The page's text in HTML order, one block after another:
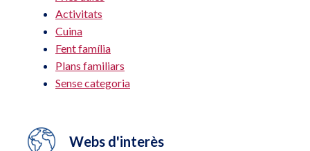
Activitats
Cuina
Fent família
Plans familiars
Sense categoria
Webs d'interès